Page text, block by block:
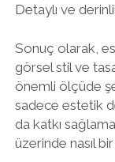
Detaylı ve
Sonuç olarak,
görsel stil ve
önemli ölçüde
sadece estetik
da katkı
üzerinde nasıl